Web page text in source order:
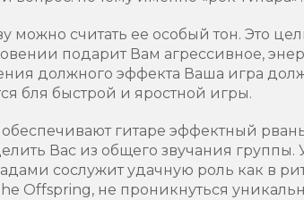
считать ее особый тон. Это
подарит Вам агрессивное,
должного эффекта Ваша игра
бля быстрой и яростной игры.
гитаре эффектный
Вас из общего звучания
сослужит удачную роль как в
Offspring, не проникнуться